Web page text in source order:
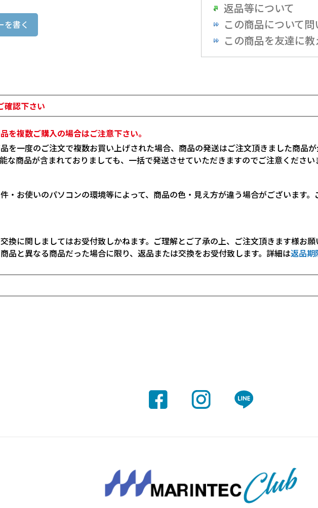
を書く
返品等について
この商品について
この商品を友達に教
確認下さい
を複数ご購入の場合はご注意下さい。
を一度のご注文で複数お買い上げされた場合、商品の発送はご注文頂きました商品
な商品が含まれておりましても、一括で発送させていただきますのでご注意ください
・お使いのパソコンの環境等によって、商品の色・見え方が違う場合がございます
換に関しましてはお受付致しかねます。ご理解とご了承の上、ご注文頂きます様お願
品と異なる商品だった場合に限り、返品または交換をお受付致します。詳細は返品期